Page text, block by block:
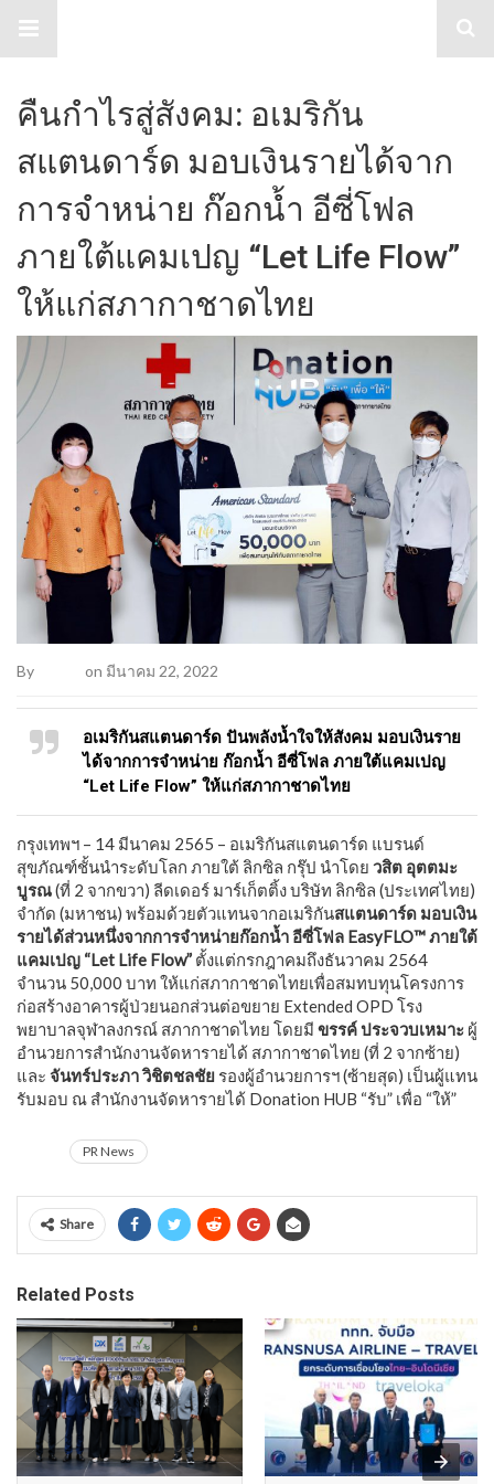
คืนกำไร​สู่สังคม​: อเมริกัน
สแตนดาร์ด มอบเงินรายได้จาก
การจำหน่าย ก๊อกน้ำ อีซี่โฟล
ภายใต้แคมเปญ “Let Life Flow”
ให้แก่สภากาชาดไทย
By on มีนาคม 22, 2022
อเมริกันสแตนดาร์ด ปันพลังน้ำใจให้สังคม มอบเงินราย
ได้จากการจำหน่าย ก๊อกน้ำ อีซี่โฟล ภายใต้แคมเปญ
“Let Life Flow” ให้แก่สภากาชาดไทย
กรุงเทพฯ – 14 มีนาคม 2565 – อเมริกันสแตนดาร์ด แบรนด์
สุขภัณฑ์ชั้นนำระดับโลก ภายใต้ ลิกซิล กรุ๊ป นำโดย วสิต อุตตมะ
บูรณ(ที่ 2 จากขวา) ลีดเดอร์ มาร์เก็ตติ้ง บริษัท ลิกซิล (ประเทศไทย)
จำกัด (มหาชน) พร้อมด้วยตัวแทนจากอเมริกันสแตนดาร์ด มอบเงิน
รายได้ส่วนหนึ่งจากการจำหน่ายก๊อกน้ำ อีซี่โฟล EasyFLO™ ภายใต้
แคมเปญ “Let Life Flow” ตั้งแต่กรกฎาคมถึงธันวาคม 2564
จำนวน 50,000 บาท ให้แก่สภากาชาดไทยเพื่อสมทบทุนโครงการ
ก่อสร้างอาคารผู้ป่วยนอกส่วนต่อขยาย Extended OPD โรง
พยาบาลจุฬาลงกรณ์ สภากาชาดไทย โดยมี ขรรค์ ประจวบเหมาะ ผู้
อำนวยการสำนักงานจัดหารายได้ สภากาชาดไทย (ที่ 2 จากซ้าย)
และ จันทร์ประภา วิชิตชลชัย รองผู้อำนวยการฯ (ซ้ายสุด) เป็นผู้แทน
รับมอบ ณ สำนักงานจัดหารายได้ Donation HUB “รับ” เพื่อ “ให้”
PR News
Share
Related Posts